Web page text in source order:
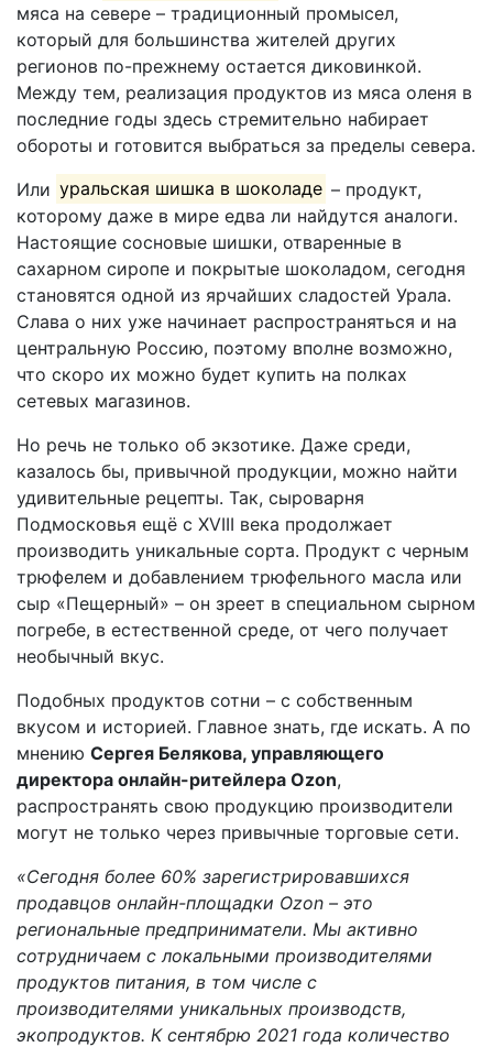
мяса на севере – традиционный промысел,
который для большинства жителей других
регионов по-прежнему остается диковинкой.
Между тем, реализация продуктов из мяса оленя в
последние годы здесь стремительно набирает
обороты и готовится выбраться за пределы севера.
Или уральская шишка в шоколаде – продукт,
которому даже в мире едва ли найдутся аналоги.
Настоящие сосновые шишки, отваренные в
сахарном сиропе и покрытые шоколадом, сегодня
становятся одной из ярчайших сладостей Урала.
Слава о них уже начинает распространяться и на
центральную Россию, поэтому вполне возможно,
что скоро их можно будет купить на полках
сетевых магазинов.
Но речь не только об экзотике. Даже среди,
казалось бы, привычной продукции, можно найти
удивительные рецепты. Так, сыроварня
Подмосковья ещё с XVIII века продолжает
производить уникальные сорта. Продукт с черным
трюфелем и добавлением трюфельного масла или
сыр «Пещерный» – он зреет в специальном сырном
погребе, в естественной среде, от чего получает
необычный вкус.
Подобных продуктов сотни – с собственным
вкусом и историей. Главное знать, где искать. А по
мнению Сергея Белякова, управляющего
директора онлайн-ритейлера Ozon,
распространять свою продукцию производители
могут не только через привычные торговые сети.
«Сегодня более 60% зарегистрировавшихся
продавцов онлайн-площадки Ozon – это
региональные предприниматели. Мы активно
сотрудничаем с локальными производителями
продуктов питания, в том числе с
производителями уникальных производств,
экопродуктов. К сентябрю 2021 года количество